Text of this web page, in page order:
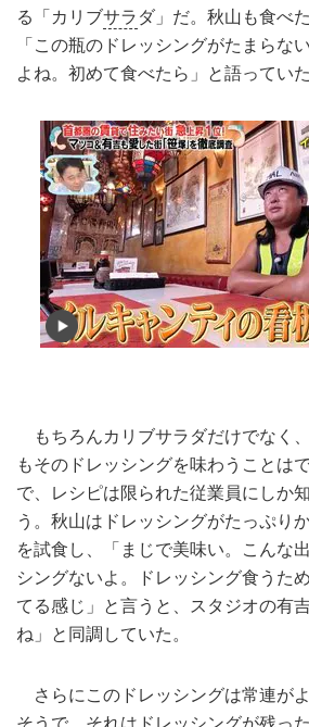
る「カリブサラ ダ」だ。秋山も食べ
「この瓶のドレッシングがたまらな
よね。初めて食べたら」と語っていた
もちろんカリブサラダだけでなく
もそのドレッシングを味わうことは
で、レシピは限られた従業員にしか
う。秋山はドレッシングがたっぷり
を試食し、「まじで美味い。こんな
シングないよ。ドレッシング食うた
てる感じ」と言うと、スタジオの有
ね」と同調していた。
さらにこのドレッシングは常連が